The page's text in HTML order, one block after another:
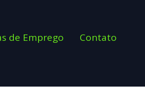
de Emprego Contato